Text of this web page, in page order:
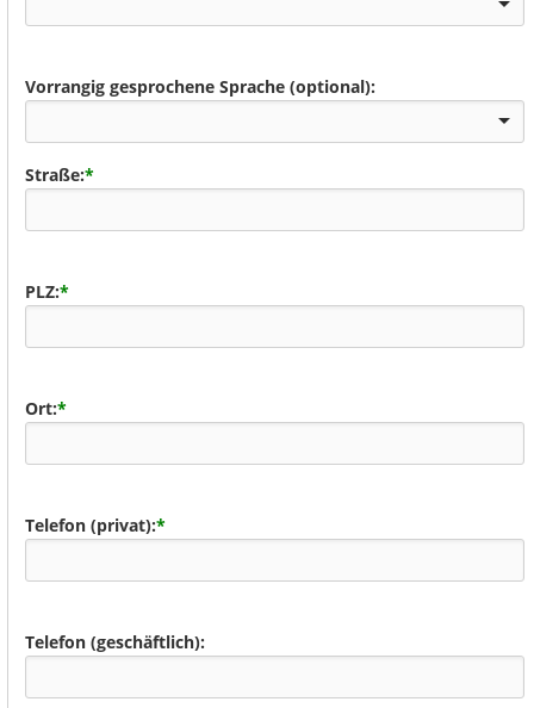
Vorrangig gesprochene Sprache (optional):
Straße:*
PLZ:*
Ort:*
Telefon (privat):*
Telefon (geschäftlich):